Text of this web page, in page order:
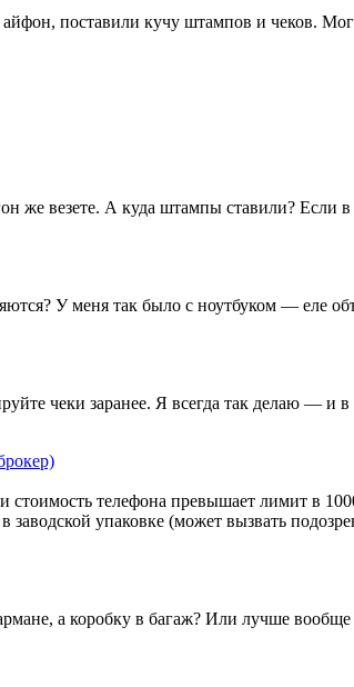
поставили кучу штампов и чеков.
же везете. А куда штампы ставили? Если
У меня так было с ноутбуком — еле
чеки заранее. Я всегда так делаю — и
стоимость телефона превышает лимит в
заводской упаковке (может вызвать
а коробку в багаж? Или лучше вообще